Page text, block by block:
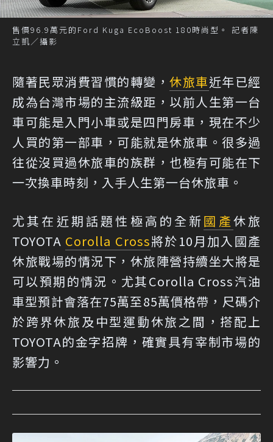
售價96.9萬元的Ford Kuga EcoBoost 180時尚型。 記者陳
立凱／攝影
隨著民眾消費習慣的轉變， 休旅車近年已經
成為台灣市場的主流級距，以前人生第一台
車可能是入門小車或是四門房車，現在不少
人買的第一部車，可能就是休旅車。很多過
往從沒買過休旅車的族群，也極有可能在下
一次換車時刻，入手人生第一台休旅車。
尤其在近期話題性極高的全新國產休旅
TOYOTA Corolla Cross將於10月加入國產
休旅戰場的情況下，休旅陣營持續坐大將是
可以預期的情況。尤其Corolla Cross汽油
車型預計會落在75萬至85萬價格帶，尺碼介
於跨界休旅及中型運動休旅之間，搭配上
TOYOTA的金字招牌，確實具有宰制市場的
影響力。